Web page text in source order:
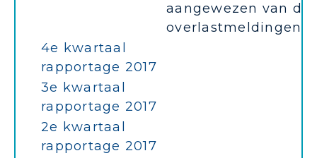
aangewezen van de
overlastmeldingen.
4e kwartaal
rapportage 2017
3e kwartaal
rapportage 2017
2e kwartaal
rapportage 2017